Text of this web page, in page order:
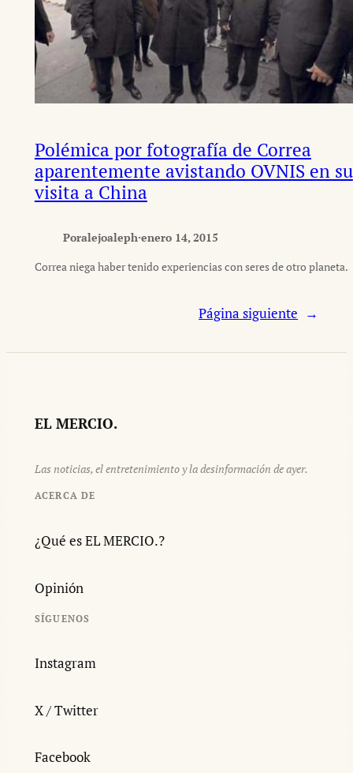
Polémica por fotografía de Correa
aparentemente avistando OVNIS en su
visita a China
Poralejoaleph·enero 14, 2015
Correa niega haber tenido experiencias con seres de otro planeta.
Página siguiente →
EL MERCIO.
Las noticias, el entretenimiento y la desinformación de ayer.
ACERCA DE
¿Qué es EL MERCIO.?
Opinión
SÍGUENOS
Instagram
X / Twitter
Facebook